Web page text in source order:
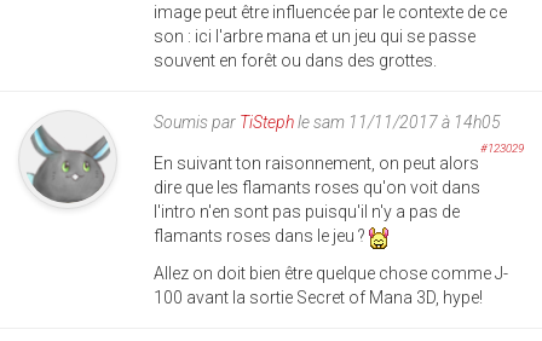
image peut être influencée par le contexte de ce
son : ici l'arbre mana et un jeu qui se passe
souvent en forêt ou dans des grottes.
Soumis par TiStephle sam 11/11/2017 à 14h05
#123029
En suivant ton raisonnement, on peut alors
dire que les flamants roses qu'on voit dans
l'intro n'en sont pas puisqu'il n'y a pas de
flamants roses dans le jeu ?
Allez on doit bien être quelque chose comme J-
100 avant la sortie Secret of Mana 3D, hype!